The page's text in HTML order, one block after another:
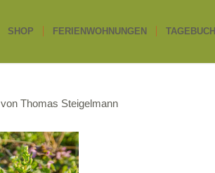
SHOP FERIENWOHNUNGEN TAGEBUCH
von Thomas Steigelmann